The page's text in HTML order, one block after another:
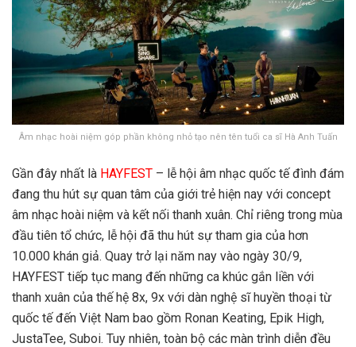
Âm nhạc hoài niệm góp phần không nhỏ tạo nên tên tuổi ca sĩ Hà Anh Tuấn
Gần đây nhất là HAYFEST – lễ hội âm nhạc quốc tế đình đám
đang thu hút sự quan tâm của giới trẻ hiện nay với concept
âm nhạc hoài niệm và kết nối thanh xuân. Chỉ riêng trong mùa
đầu tiên tổ chức, lễ hội đã thu hút sự tham gia của hơn
10.000 khán giả. Quay trở lại năm nay vào ngày 30/9,
HAYFEST tiếp tục mang đến những ca khúc gắn liền với
thanh xuân của thế hệ 8x, 9x với dàn nghệ sĩ huyền thoại từ
quốc tế đến Việt Nam bao gồm Ronan Keating, Epik High,
JustaTee, Suboi. Tuy nhiên, toàn bộ các màn trình diễn đều